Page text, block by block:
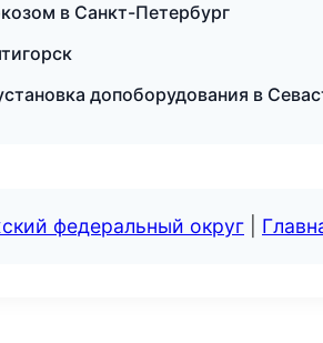
в Санкт-Петербург
допоборудования в
федеральный округ